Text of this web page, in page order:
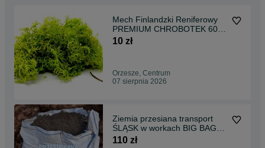
Mech Finlandzki Reniferowy
PREMIUM CHROBOTEK 60g
do lasu w szkle
10 zł
Orzesze, Centrum
07 sierpnia 2026
Ziemia przesiana transport
ŚLĄSK w workach BIG BAG
jakość PREMIUM
110 zł